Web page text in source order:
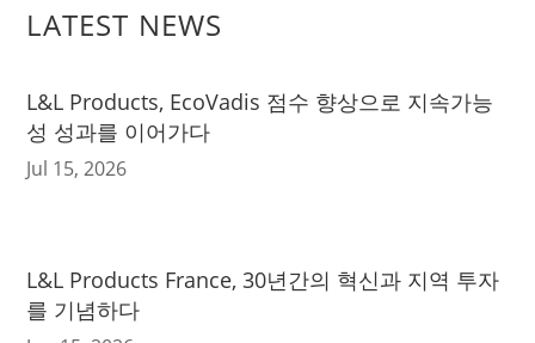
LATEST NEWS
L&L Products, EcoVadis 점수 향상으로 지속가능
성 성과를 이어가다
Jul 15, 2026
L&L Products France, 30년간의 혁신과 지역 투자
를 기념하다